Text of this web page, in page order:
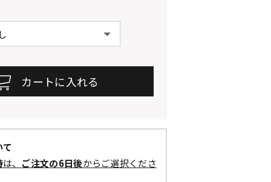
は、 ご注文の6日後からご選択くださ